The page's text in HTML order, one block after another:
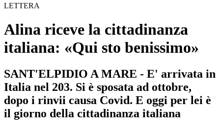
LETTERA
Alina riceve la cittadinanza
italiana: «Qui sto benissimo»
SANT'ELPIDIO A MARE - E' arrivata in
Italia nel 203. Si è sposata ad ottobre,
dopo i rinvii causa Covid. E oggi per lei è
il giorno della cittadinanza italiana